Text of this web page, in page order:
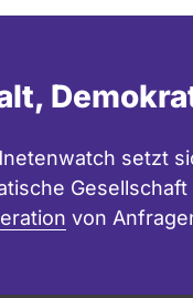
setzt
von